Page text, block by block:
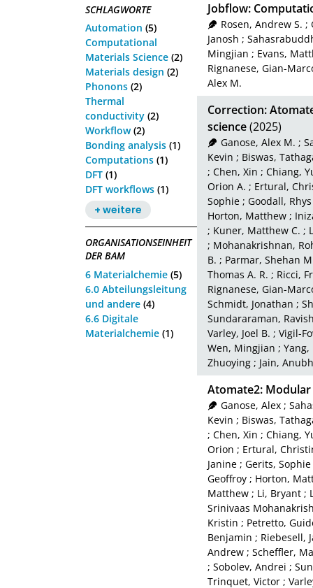
SCHLAGWORTE
Automation (5)
Computational
Materials Science (2)
Materials design (2)
Phonons (2)
Thermal
conductivity (2)
Workflow(2)
Bonding analysis (1)
Computations (1)
DFT (1)
DFT workflows (1)
+ weitere
ORGANISATIONSEINHEIT
DER BAM
6 Materialchemie (5)
6.0 Abteilungsleitung
und andere (4)
6.6 Digitale
Materialchemie (1)
Jobflow:
Rosen, Andrew S. ;
Janosh ;
Mingjian ; Evans,
Rignanese, Gian-
Alex M.
Correction:
science(2025)
Ganose, Alex M. ;
Kevin ; Biswas,
; Chen, Xin ; Chiang,
Orion A. ; Ertural,
Sophie ; Goodall,
Horton, Matthew ;
; Kuner, Matthew C. ;
; Mohanakrishnan,
B. ; Parmar, Shehan
Thomas A. R. ; Ricci,
Rignanese, Gian-
Schmidt, Jonathan ;
Sundararaman,
Varley, Joel B. ; Vigil-
Wen, Mingjian ; Yang,
Zhuoying ; Jain,
Atomate2:
Ganose, Alex;
Kevin ; Biswas,
; Chen, Xin ; Chiang,
Orion ; Ertural,
Janine ; Gerits, Sophie
Geoffroy ; Horton,
Matthew ; Li, Bryant ;
Srinivaas
Kristin ; Petretto,
Benjamin ; Riebesell,
Andrew ; Scheffler,
; Sobolev, Andrei ;
Trinquet, Victor ;